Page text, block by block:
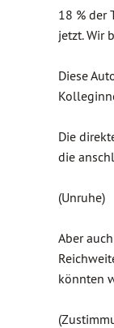
18 % der
jetzt. Wir
Diese
Die
die
(Unruhe)
Aber
könnten